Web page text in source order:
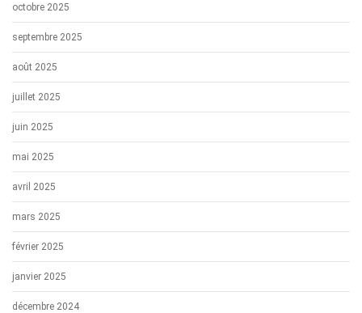
octobre 2025
septembre 2025
août 2025
juillet 2025
juin 2025
mai 2025
avril 2025
mars 2025
février 2025
janvier 2025
décembre 2024